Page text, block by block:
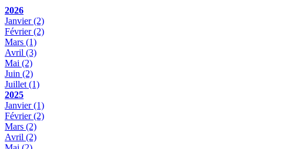
2026
Janvier(2)
Février(2)
Mars (1)
Avril (3)
Mai (2)
Juin (2)
Juillet (1)
2025
Janvier(1)
Février(2)
Mars (2)
Avril (2)